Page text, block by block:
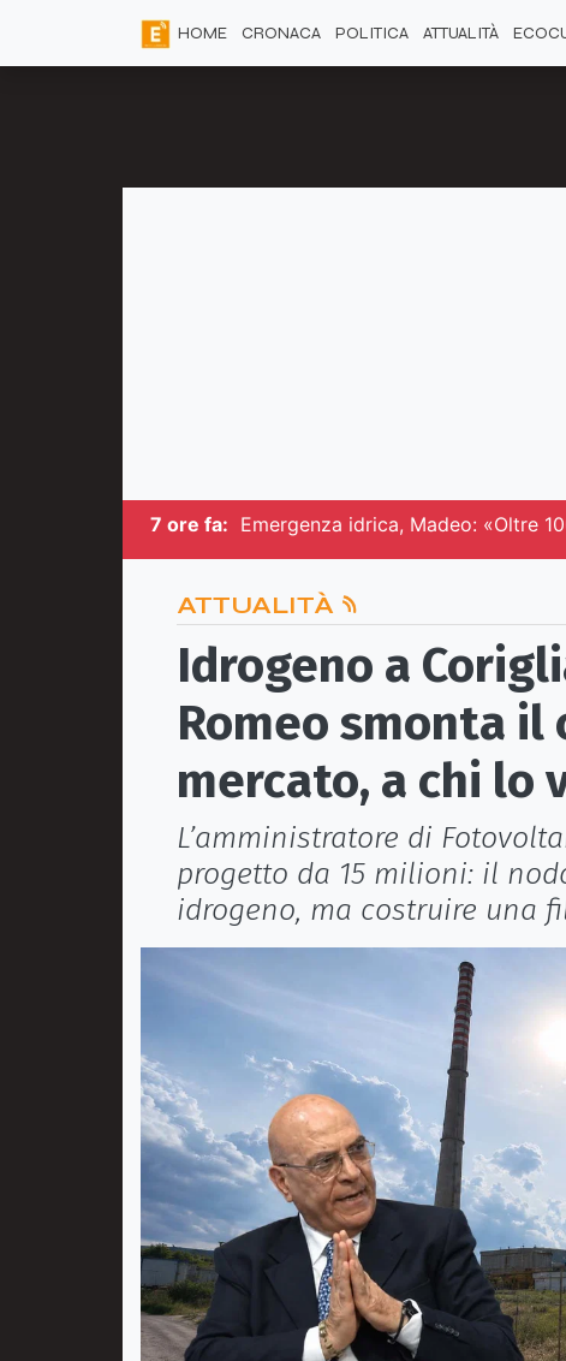
HOME CRONACA POLITICA ATTUALITÀ
7 ore fa: Emergenza idrica, Madeo: «Oltre
ATTUALITÀ
Idrogeno a
Romeo smonta il
mercato, a chi lo
L’amministratore di
progetto da 15 milioni: il
idrogeno, ma costruire una